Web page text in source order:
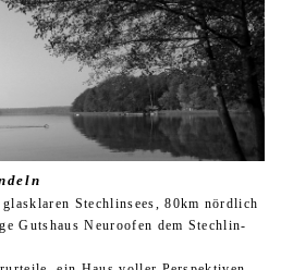
Stechlinsees, 80km nördlich
Gutshaus Neuroofen dem Stechlin-